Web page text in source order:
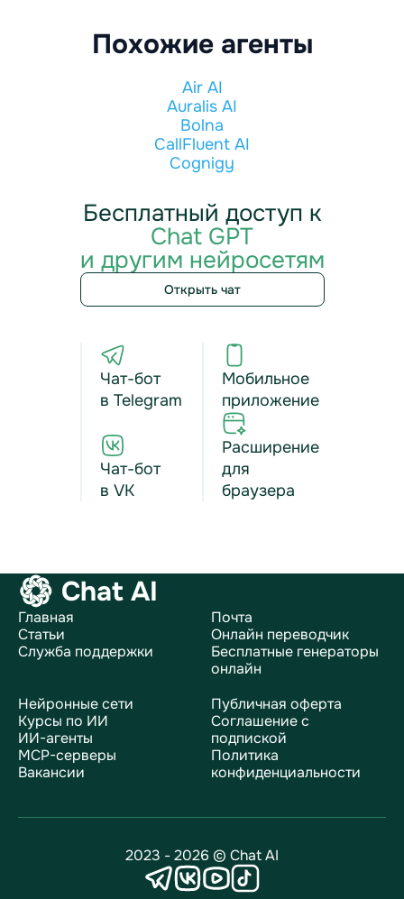
Похожие агенты
Air AI
Auralis AI
Bolna
CallFluent AI
Cognigy
Бесплатный доступ к
Chat GPT
и другим нейросетям
Открыть чат
Чат-бот
в Telegram
Чат-бот
в VK
Мобильное
приложение
Расширение
для
браузера
Chat AI
Главная
Статьи
Служба поддержки
Почта
Онлайн переводчик
Бесплатные генераторы
онлайн
Нейронные сети
Курсы по ИИ
ИИ-агенты
MCP-серверы
Вакансии
Публичная оферта
Соглашение с
подпиской
Политика
конфиденциальности
2023 - 2026 © Chat AI